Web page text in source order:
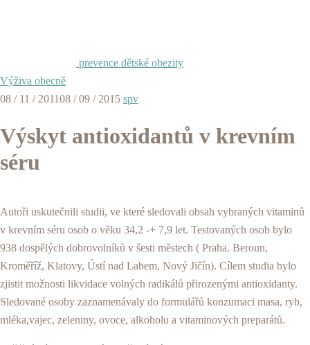
prevence dětské obezity
Výživa obecně
08 / 11 / 201108 / 09 / 2015 spv
Výskyt antioxidantů v krevním
séru
Autoři uskutečnili studii, ve které sledovali obsah vybraných vitaminů
v krevním séru osob o věku 34,2 -+ 7,9 let. Testovaných osob bylo
938 dospělých dobrovolníků v šesti městech ( Praha. Beroun,
Kroměříž, Klatovy, Ústí nad Labem, Nový Jičín). Cílem studia bylo
zjistit možnosti likvidace volných radikálů přirozenými antioxidanty.
Sledované osoby zaznamenávaly do formulářů konzumaci masa, ryb,
mléka,vajec, zeleniny, ovoce, alkoholu a vitaminových preparátů.